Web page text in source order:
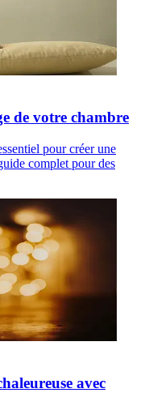
de votre chambre
pour créer une
complet pour des
avec